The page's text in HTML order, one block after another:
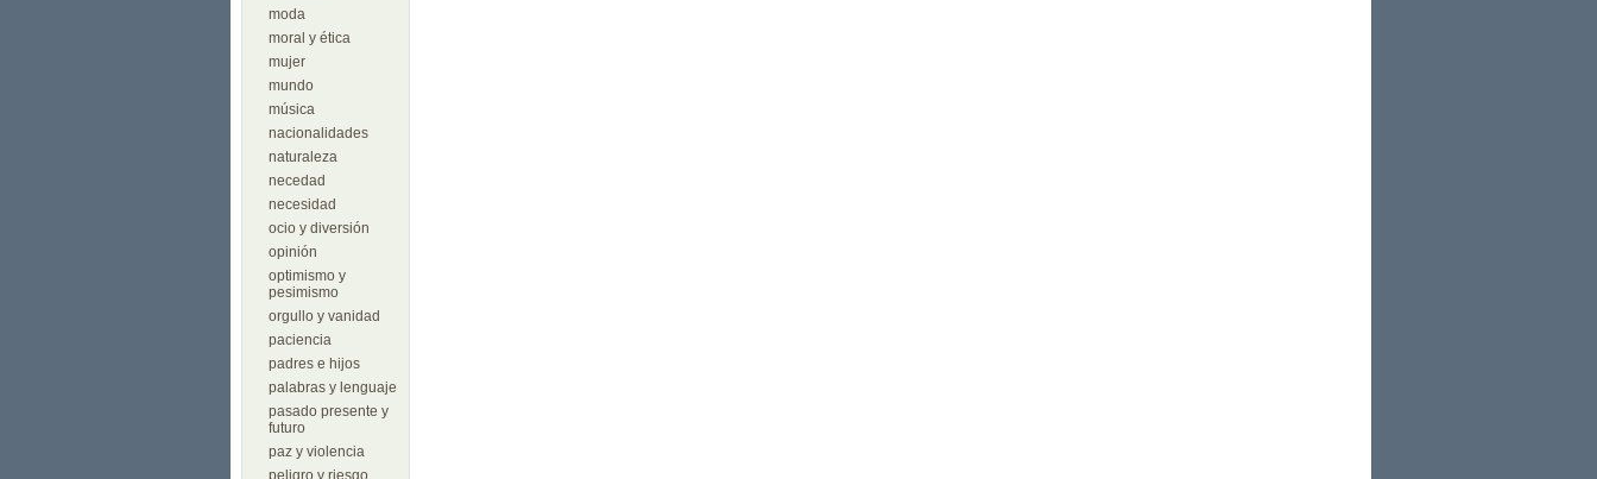
moda
moral y ética
mujer
mundo
música
nacionalidades
naturaleza
necedad
necesidad
ocio y diversión
opinión
optimismo y
pesimismo
orgullo y vanidad
paciencia
padres e hijos
palabras y lenguaje
pasado presente y
futuro
paz y violencia
peligro y riesgo